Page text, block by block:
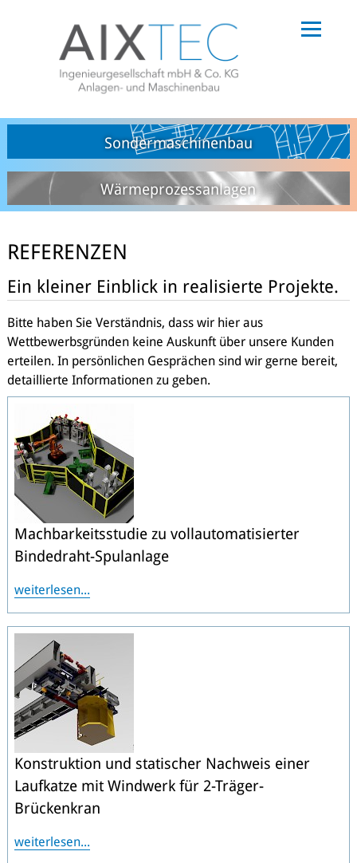
Sondermaschinenbau
Wärmeprozessanlagen
REFERENZEN
Ein kleiner Einblick in realisierte Projekte.
Bitte haben Sie Verständnis, dass wir hier aus
Wettbewerbsgründen keine Auskunft über unsere Kunden
erteilen. In persönlichen Gesprächen sind wir gerne bereit,
detaillierte Informationen zu geben.
Machbarkeitsstudie zu vollautomatisierter
Bindedraht-Spulanlage
weiterlesen...
Konstruktion und statischer Nachweis einer
Laufkatze mit Windwerk für 2-Träger-
Brückenkran
weiterlesen...